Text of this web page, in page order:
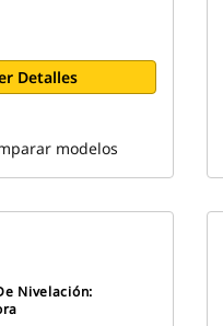
Detalles
modelos
Nivelación: